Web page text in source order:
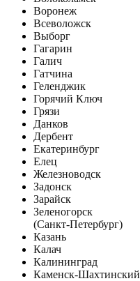
Воронеж
Всеволожск
Выборг
Гагарин
Галич
Гатчина
Геленджик
Горячий Ключ
Грязи
Данков
Дербент
Екатеринбург
Елец
Железноводск
Задонск
Зарайск
Зеленогорск
(Санкт-Петербург)
Казань
Калач
Калининград
Каменск-Шахтинский